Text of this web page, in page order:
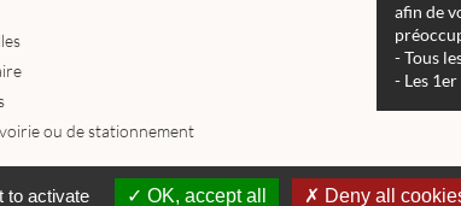
ou de stationnement
afin de
- Tous
- Les
Mentions légales © tous droits réservés Mairie de Réalmont
to activate OK, accept all Deny all